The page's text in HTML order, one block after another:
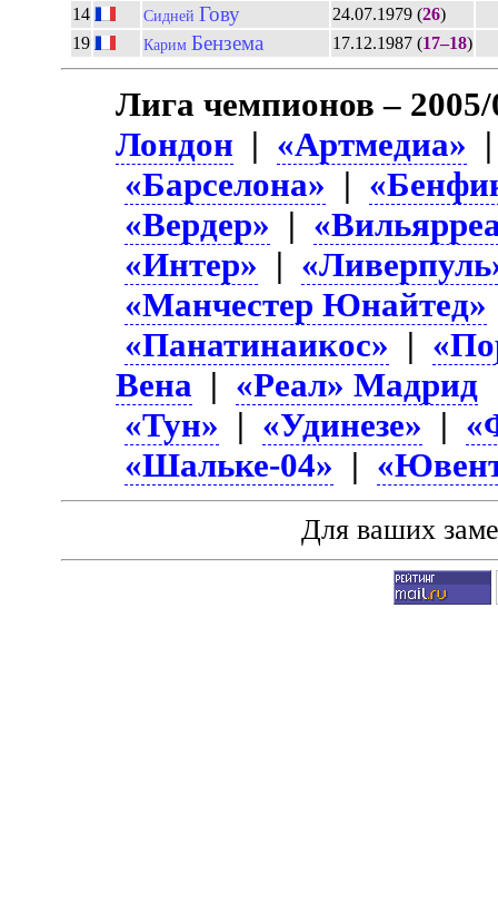
14
Сидней Гову 24.07.1979 (26)
19
Карим Бензема 17.12.1987 (17–18)
Лига чемпионов –
Лондон | «Артмедиа»
«Барселона» |
«Вердер» |
«Интер» |
«Манчестер Юнайтед»
«Панатинаикос» |
Вена | «Реал» Мадрид
«Тун» | «Удинезе» |
«Шальке-04» |
Для ваших